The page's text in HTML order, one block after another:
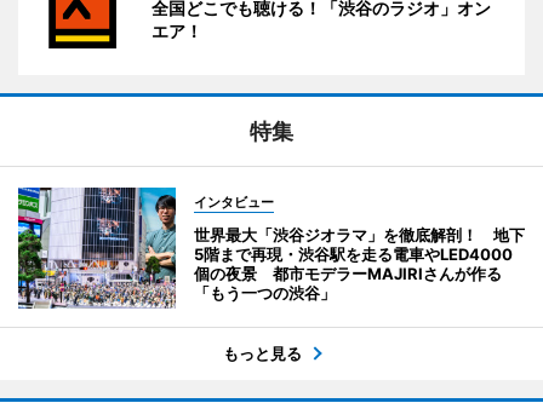
全国どこでも聴ける！「渋谷のラジオ」オン
エア！
特集
インタビュー
世界最大「渋谷ジオラマ」を徹底解剖！ 地下
5階まで再現・渋谷駅を走る電車やLED4000
個の夜景 都市モデラーMAJIRIさんが作る
「もう一つの渋谷」
もっと見る